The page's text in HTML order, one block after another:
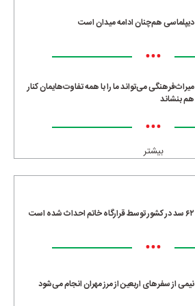
دیپلماسی هم‌چنان ادامه میدان است
•••
میراث‌فرهنگی می‌تواند ما را با همه تفاوت‌هایمان کنار
هم بنشاند
•••
بیشتر
۶۲ سد در کشور توسط قرارگاه خاتم احداث شده است
•••
نیمی از سفرهای اربعین از مرز مهران انجام می‌شود